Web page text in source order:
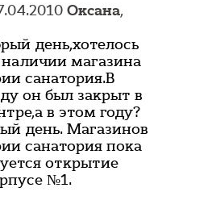
Оксана,
день,хотелось
магазина
санатория.В
он был закрыт в
в этом году?
день. Магазинов
санатория пока
открытие
№1.